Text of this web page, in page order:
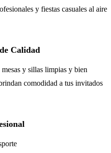
y fiestas casuales al aire
Calidad
y sillas limpias y bien
comodidad a tus invitados